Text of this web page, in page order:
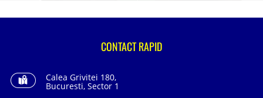
CONTACT RAPID
Calea Grivitei 180,
Bucuresti, Sector 1